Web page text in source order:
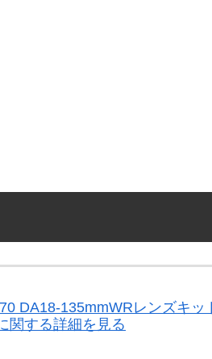
DA18-135mmWRレンズキッ
関する詳細を見る